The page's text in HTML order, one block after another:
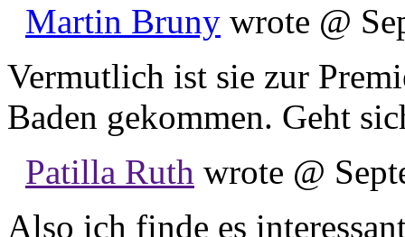
Martin Bruny wrote @
Vermutlich ist sie zur
Baden gekommen. Geht
Patilla Ruth wrote @
Also ich finde es